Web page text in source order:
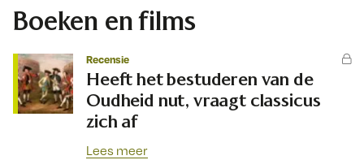
Boeken en films
Recensie
Heeft het bestuderen van de
Oudheid nut, vraagt classicus
zich af
Lees meer